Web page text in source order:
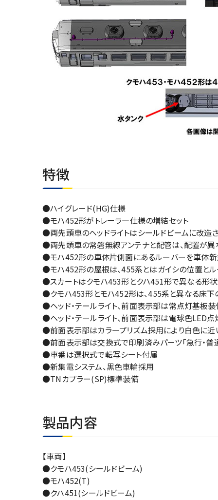
特徴
●ハイグレード(HG)仕様
●モハ452形がトレーラ―仕様の増結セット
●両先頭車のヘッドライトはシールドビームに改造
●両先頭車の常磐無線アンテナと配管は、配置が
●モハ452形の車体片側面にあるルーバーを車体
●モハ452形の屋根は、455系とはガイシの位置と
●スカートはクモハ453形とクハ451形で異なる形
●クモハ453形とモハ452形は、455系と異なる床下
●ヘッド・テールライト、前面表示部は常点灯基板装
●ヘッド・テールライト、前面表示部は電球色LED点
●前面表示部はカラープリズム採用により白色に
●前面表示部は交換式で印刷済みパーツ「急行・普
●車番は選択式で転写シート付属
●新集電システム、黒色車輪採用
●TNカプラー(SP)標準装備
製品内容
【車両】
●クモハ453(シールドビーム)
●モハ452(T)
●クハ451(シールドビーム)